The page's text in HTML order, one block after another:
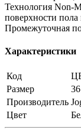
Технология Non-
поверхности пола
Промежуточная
Характеристики
Код
Размер
36
Производитель
Цвет